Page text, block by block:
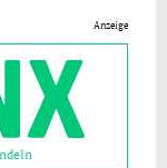
Anzeige